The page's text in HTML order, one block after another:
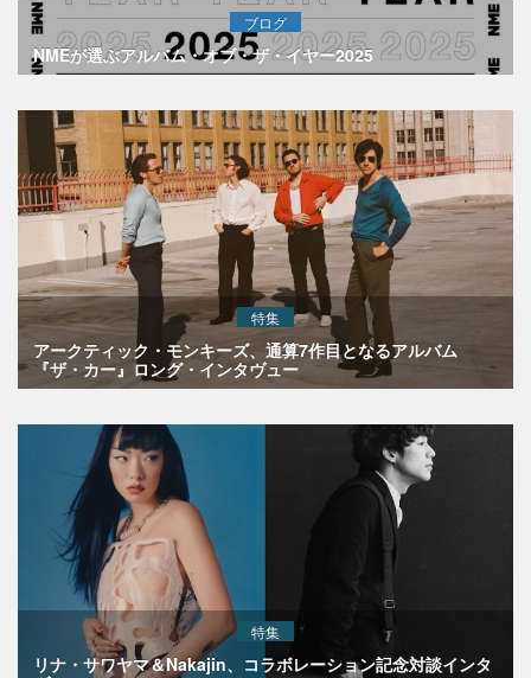
ブログ
NMEが選ぶアルバム・オブ・ザ・イヤー2025
特集
アークティック・モンキーズ、通算7作目となるアルバム
『ザ・カー』ロング・インタヴュー
特集
リナ・サワヤマ＆Nakajin、コラボレーション記念対談インタ